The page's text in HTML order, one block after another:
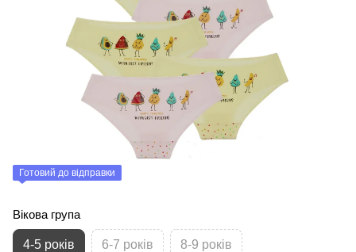
Готовий до відправки
Вікова група
4-5 років 6-7 років 8-9 років